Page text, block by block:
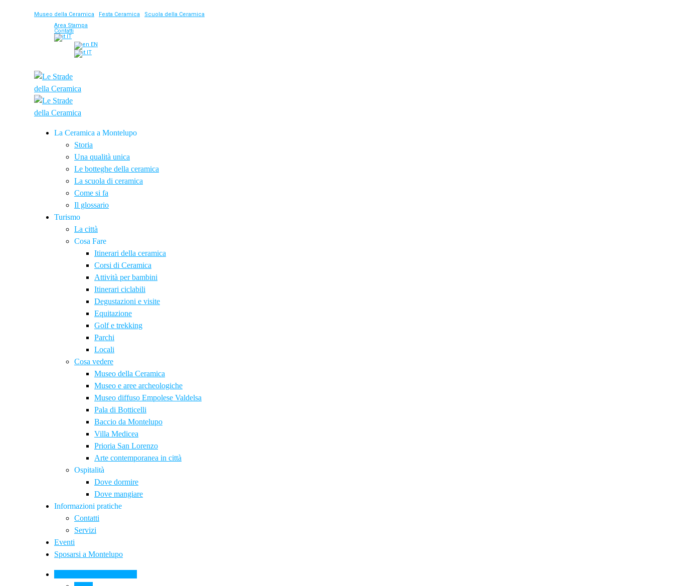
Museo della Ceramica Festa Ceramica
Scuola della Ceramica
Area Stampa
Contatti
IT
EN
IT
La Ceramica a Montelupo
Storia
Una qualità unica
Le botteghe della ceramica
La scuola di ceramica
Come si fa
Il glossario
Turismo
La città
Cosa Fare
Itinerari della ceramica
Corsi di Ceramica
Attività per bambini
Itinerari ciclabili
Degustazioni e visite
Equitazione
Golf e trekking
Parchi
Locali
Cosa vedere
Museo della Ceramica
Museo e aree archeologiche
Museo diffuso Empolese Valdelsa
Pala di Botticelli
Baccio da Montelupo
Villa Medicea
Prioria San Lorenzo
Arte contemporanea in città
Ospitalità
Dove dormire
Dove mangiare
Informazioni pratiche
Contatti
Servizi
Eventi
Sposarsi a Montelupo